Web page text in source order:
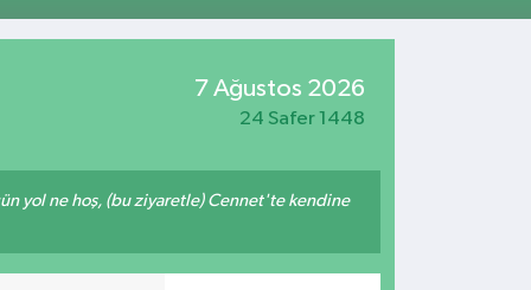
7 Ağustos 2026
24 Safer 1448
yol ne hoş, (bu ziyaretle) Cennet'te kendine